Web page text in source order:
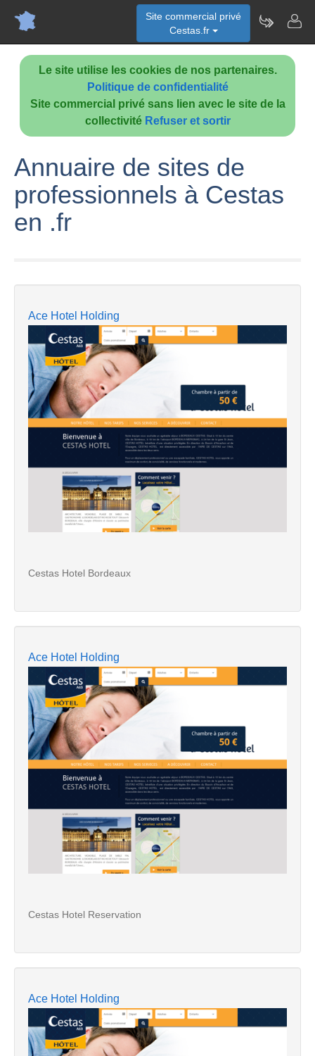
Le site utilise les cookies de nos partenaires.
Politique de confidentialité
Site commercial privé sans lien avec le site de la
collectivité Refuser et sortir
Site commercial privé
Cestas.fr
Annuaire de sites de
professionnels à Cestas
en .fr
Ace Hotel Holding
Cestas Hotel Bordeaux
Ace Hotel Holding
Cestas Hotel Reservation
Ace Hotel Holding